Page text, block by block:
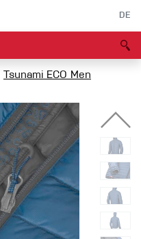
DE
Tsunami ECO Men